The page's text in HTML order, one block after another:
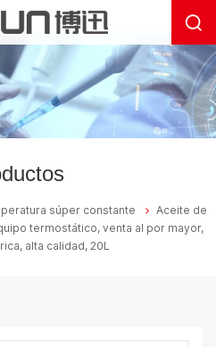
súper constante
Aceite de
termostático, venta al por mayor,
alta calidad, 20L